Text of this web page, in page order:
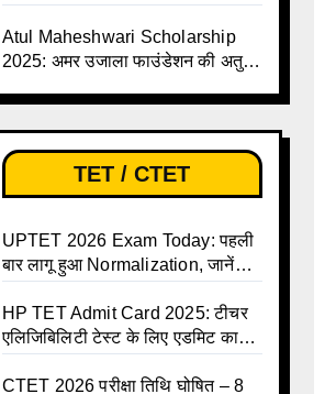
Atul Maheshwari Scholarship
2025: अमर उजाला फाउंडेशन की अतुल
ऑनलाइन आवेदन प्रक्रिया शुरू
TET / CTET
UPTET 2026 Exam Today: पहली
बार लागू हुआ Normalization, जानें
क्या होगा फायदा
HP TET Admit Card 2025: टीचर
एलिजिबिलिटी टेस्ट के लिए एडमिट कार्ड
CTET 2026 परीक्षा तिथि घोषित – 8